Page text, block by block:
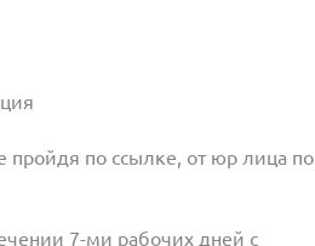
пройдя по ссылке, от юр лица по
7-ми рабочих дней с